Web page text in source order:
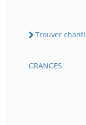
Trouver
GRANGES